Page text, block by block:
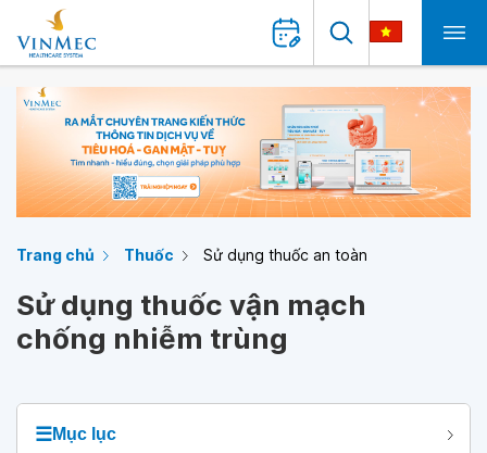
Trang chủ Thuốc Sử dụng thuốc an toàn
Sử dụng thuốc vận mạch
chống nhiễm trùng
☰Mục lục